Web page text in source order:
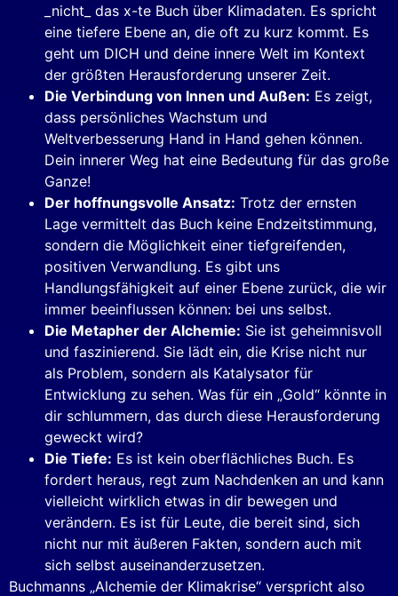
_nicht_ das x-te Buch über Klimadaten. Es spricht
eine tiefere Ebene an, die oft zu kurz kommt. Es
geht um DICH und deine innere Welt im Kontext
der größten Herausforderung unserer Zeit.
Die Verbindung von Innen und Außen: Es zeigt,
dass persönliches Wachstum und
Weltverbesserung Hand in Hand gehen können.
Dein innerer Weg hat eine Bedeutung für das große
Ganze!
Der hoffnungsvolle Ansatz: Trotz der ernsten
Lage vermittelt das Buch keine Endzeitstimmung,
sondern die Möglichkeit einer tiefgreifenden,
positiven Verwandlung. Es gibt uns
Handlungsfähigkeit auf einer Ebene zurück, die wir
immer beeinflussen können: bei uns selbst.
Die Metapher der Alchemie: Sie ist geheimnisvoll
und faszinierend. Sie lädt ein, die Krise nicht nur
als Problem, sondern als Katalysator für
Entwicklung zu sehen. Was für ein „Gold“ könnte in
dir schlummern, das durch diese Herausforderung
geweckt wird?
Die Tiefe: Es ist kein oberflächliches Buch. Es
fordert heraus, regt zum Nachdenken an und kann
vielleicht wirklich etwas in dir bewegen und
verändern. Es ist für Leute, die bereit sind, sich
nicht nur mit äußeren Fakten, sondern auch mit
sich selbst auseinanderzusetzen.
Buchmanns „Alchemie der Klimakrise“ verspricht also